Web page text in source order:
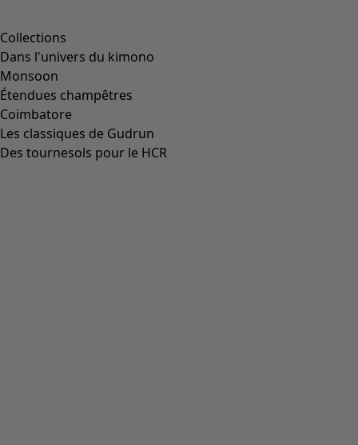
Collections
Dans l'univers du kimono
Monsoon
Étendues champêtres
Coimbatore
Les classiques de Gudrun
Des tournesols pour le HCR